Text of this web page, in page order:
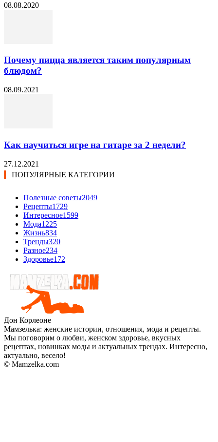
08.08.2020
Почему пицца является таким популярным
блюдом?
08.09.2021
Как научиться игре на гитаре за 2 недели?
27.12.2021
ПОПУЛЯРНЫЕ КАТЕГОРИИ
Полезные советы2049
Рецепты1729
Интересное1599
Мода1225
Жизнь834
Тренды320
Разное234
Здоровье172
Дон Корлеоне
Мамзелька: женские истории, отношения, мода и рецепты.
Мы поговорим о любви, женском здоровье, вкусных
рецептах, новинках моды и актуальных трендах. Интересно,
актуально, весело!
© Mamzelka.com